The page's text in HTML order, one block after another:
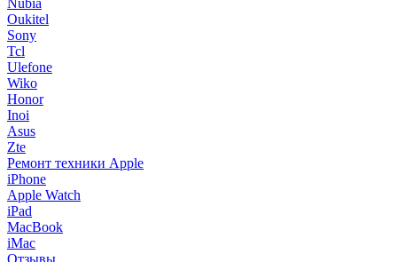
Oukitel
Sony
Tcl
Ulefone
Wiko
Honor
Inoi
Asus
Zte
Ремонт техники Apple
iPhone
Apple Watch
iPad
MacBook
iMac
Отзывы